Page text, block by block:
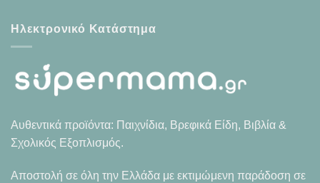
Ηλεκτρονικό Κατάστημα
Αυθεντικά προϊόντα: Παιχνίδια, Βρεφικά Είδη, Βιβλία &
Σχολικός Εξοπλισμός.
Αποστολή σε όλη την Ελλάδα με εκτιμώμενη παράδοση σε